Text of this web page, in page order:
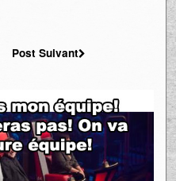
Post Suivant